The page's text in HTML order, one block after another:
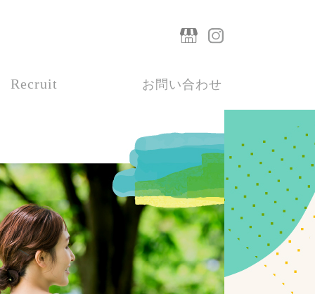
Recruit お問い合わせ